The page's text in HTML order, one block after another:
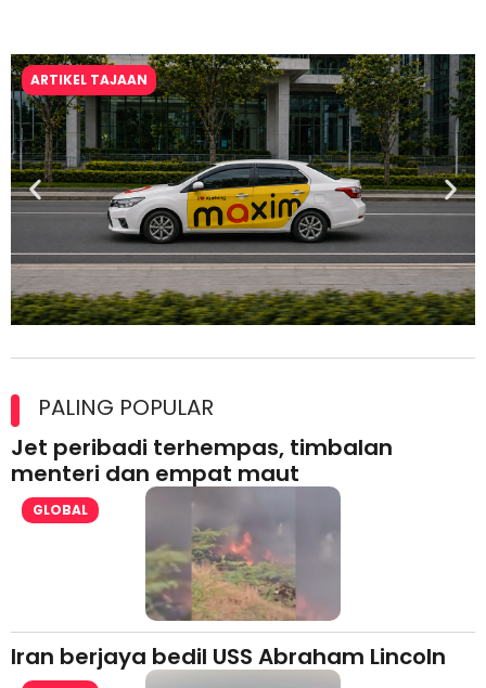
ARTIKEL TAJAAN
lesen separuh pertama 2026
PALING POPULAR
Jet peribadi terhempas, timbalan
menteri dan empat maut
GLOBAL
Iran berjaya bedil USS Abraham Lincoln